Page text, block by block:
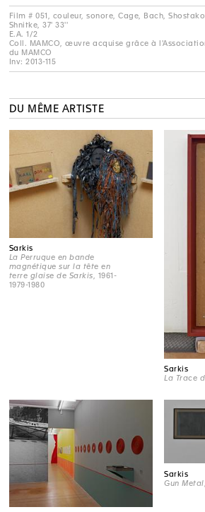
Film # 051, couleur, sonore, Cage, Bach,
Shnitke, 37' 33''
E.A. 1/2
Coll. MAMCO, œuvre acquise grâce à
du MAMCO
Inv: 2013-115
DU MÊME ARTISTE
Sarkis
La Perruque en bande
magnétique sur la tête en
terre glaise de Sarkis , 1961-
1979-1980
Sarkis
La Trace
Sarkis
Gun Metal